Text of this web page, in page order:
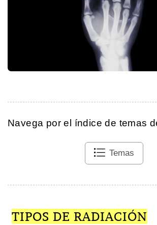
Navega por el índice de temas
Temas
TIPOS DE RADIACIÓN